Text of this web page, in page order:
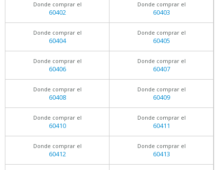
Donde comprar el
60402
Donde comprar el
60403
Donde comprar el
60404
Donde comprar el
60405
Donde comprar el
60406
Donde comprar el
60407
Donde comprar el
60408
Donde comprar el
60409
Donde comprar el
60410
Donde comprar el
60411
Donde comprar el
60412
Donde comprar el
60413